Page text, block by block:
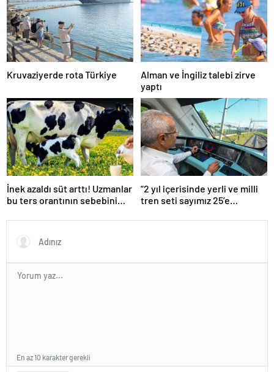
Kruvaziyerde rota Türkiye
Alman ve İngiliz talebi zirve
yaptı
İnek azaldı süt arttı! Uzmanlar
bu ters orantının sebebini
“2 yıl içerisinde yerli ve milli
tren seti sayımız 25’e
En az 10 karakter gerekli